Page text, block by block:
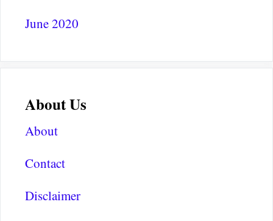
June 2020
About Us
About
Contact
Disclaimer